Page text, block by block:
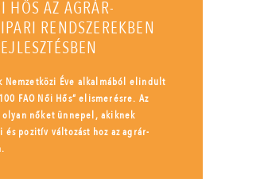
HŐS AZ AGRÁR-
RENDSZEREKBEN
Nemzetközi Éve alkalmából elindult
FAO Női Hős” elismerésre. Az
nőket ünnepel, akiknek
és pozitív változást hoz az agrár-